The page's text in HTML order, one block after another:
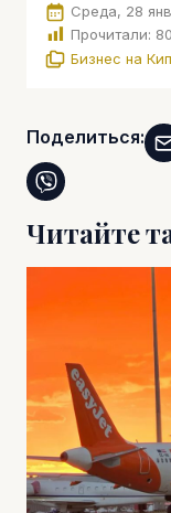
Среда, 28
Прочитали:
Бизнес на
Поделиться:
Читайте